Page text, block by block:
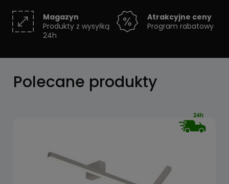
Skorzystaj z konfiguratora
Magazyn
Produkty z wysyłką
24h
Atrakcyjne ceny
Program rabatowy
Polecane produkty